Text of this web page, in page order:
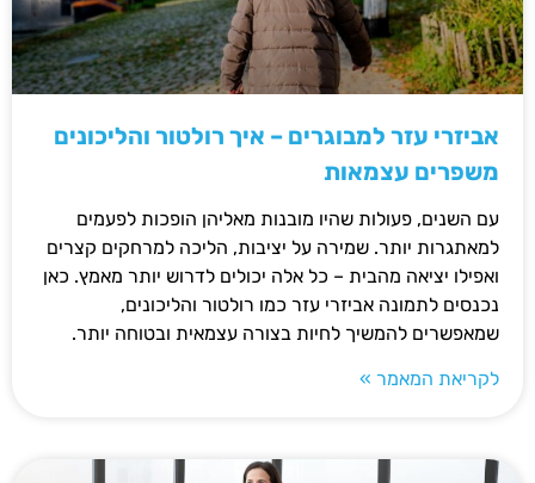
אביזרי עזר למבוגרים – איך רולטור והליכונים
משפרים עצמאות
עם השנים, פעולות שהיו מובנות מאליהן הופכות לפעמים
למאתגרות יותר. שמירה על יציבות, הליכה למרחקים קצרים
ואפילו יציאה מהבית – כל אלה יכולים לדרוש יותר מאמץ. כאן
נכנסים לתמונה אביזרי עזר כמו רולטור והליכונים,
שמאפשרים להמשיך לחיות בצורה עצמאית ובטוחה יותר.
לקריאת המאמר »